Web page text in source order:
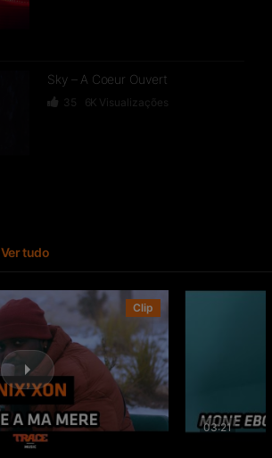
Sky – A Coeur Ouvert
35 6K Visualizações
GKBL – Bella Makossa
75 11.2K Visualizações
Freezy Boy – Ndombolo
Ver tudo
Clip
03:21